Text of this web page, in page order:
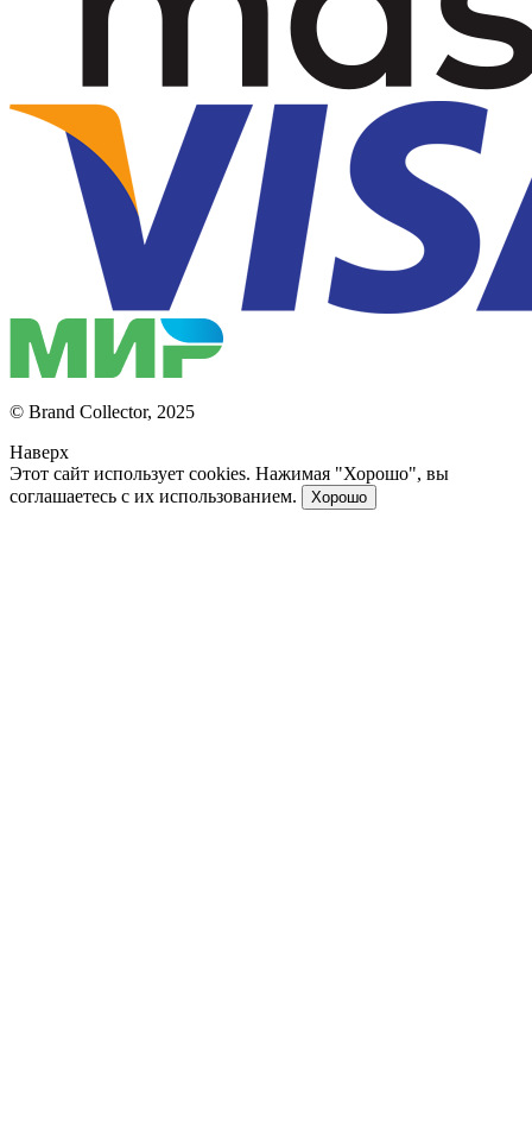
© Brand Collector, 2025
Наверх
Этот сайт использует cookies. Нажимая "Хорошо", вы
соглашаетесь с их использованием.
Хорошо